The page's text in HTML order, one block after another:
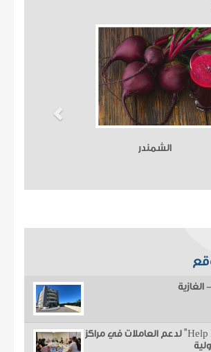
الشمندر
الغازية
جلسات "Help Helpers" لدعم العاملات في مراكز